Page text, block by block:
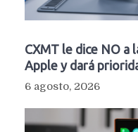
CXMT le dice NO a
Apple y dará
6 agosto, 2026